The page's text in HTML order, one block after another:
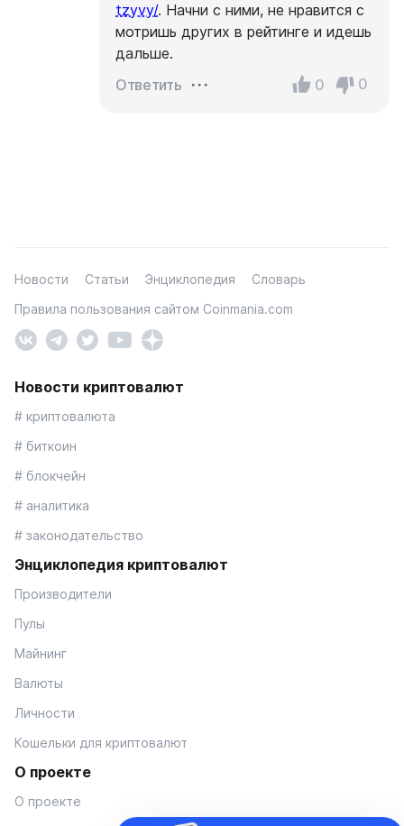
tzyvy/. Начни с ними, не нравится с
мотришь других в рейтинге и идешь
дальше.
Ответить
0 0
Новости Статьи Энциклопедия
Словарь
Правила пользования сайтом Coinmania.com
Новости криптовалют
# криптовалюта
# биткоин
# блокчейн
# аналитика
# законодательство
Энциклопедия криптовалют
Производители
Пулы
Майнинг
Валюты
Личности
Кошельки для криптовалют
О проекте
О проекте